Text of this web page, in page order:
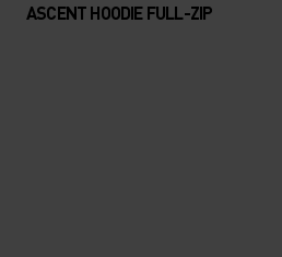
ASCENT HOODIE FULL-ZIP